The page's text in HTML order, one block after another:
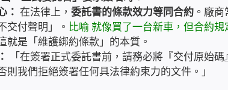
： 在法律上， 委託書的條款效力等同合約。廠商
交付聲明」。 比喻 就像買了一台新車，但合約
就是「維護綁約條款」的本質。
「在簽署正式委託書前，請務必將『交付原始
則我們拒絕簽署任何具法律約束力的文件。」